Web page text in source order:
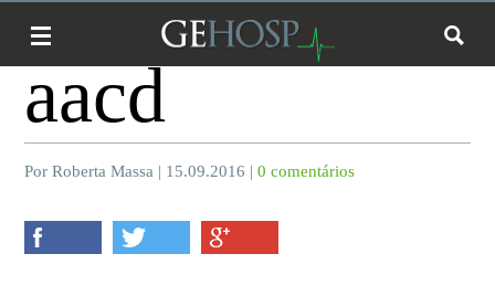
aacd
Por Roberta Massa | 15.09.2016 |0 comentários